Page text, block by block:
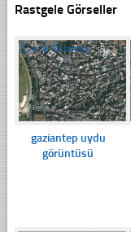
Rastgele Görseller
☐416 Tıklanma
gaziantep uydu
görüntüsü